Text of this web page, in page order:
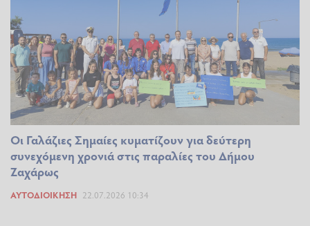
Οι Γαλάζιες Σημαίες κυματίζουν για δεύτερη
συνεχόμενη χρονιά στις παραλίες του Δήμου
Ζαχάρως
ΑΥΤΟΔΙΟΊΚΗΣΗ 22.07.2026 10:34